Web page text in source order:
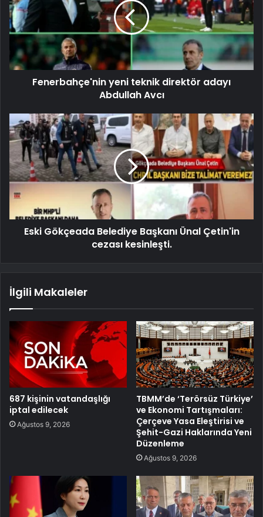
Fenerbahçe'nin yeni teknik direktör adayı
Abdullah Avcı
Eski Gökçeada Belediye Başkanı Ünal Çetin'in
cezası kesinleşti.
İlgili Makaleler
687 kişinin vatandaşlığı
iptal edilecek
Ağustos 9, 2026
TBMM’de ‘Terörsüz Türkiye’
ve Ekonomi Tartışmaları:
Çerçeve Yasa Eleştirisi ve
Şehit-Gazi Haklarında Yeni
Düzenleme
Ağustos 9, 2026